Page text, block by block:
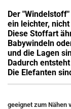
Der
ein leichter,
Diese Stoffart
Babywindeln
und die Lagen
Dadurch
Die Elefanten
geeignet zum Nähen